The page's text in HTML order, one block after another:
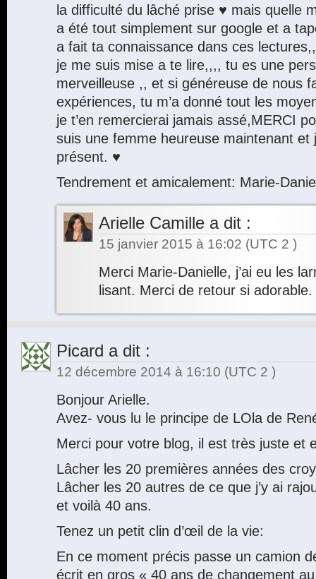
la difficulté du lâché prise ♥ mais quelle
a été tout simplement sur google et a
a fait ta connaissance dans ces
je me suis mise a te lire,,,, tu es une
merveilleuse ,, et si généreuse de nous
expériences, tu m’a donné tout les
je t’en remercierai jamais assé,MERCI
suis une femme heureuse maintenant et
présent. ♥
Tendrement et amicalement: Marie-
Arielle Camille a dit :
15 janvier 2015 à 16:02 (UTC 2 )
Merci Marie-Danielle, j’ai eu les
lisant. Merci de retour si adorable.
Picard a dit :
12 décembre 2014 à 16:10 (UTC 2 )
Bonjour Arielle.
Avez- vous lu le principe de LOla de
Merci pour votre blog, il est très juste et
Lâcher les 20 premières années des
Lâcher les 20 autres de ce que j’y ai
et voilà 40 ans.
Tenez un petit clin d’œil de la vie:
En ce moment précis passe un camion
écrit en gros « 40 ans de changement